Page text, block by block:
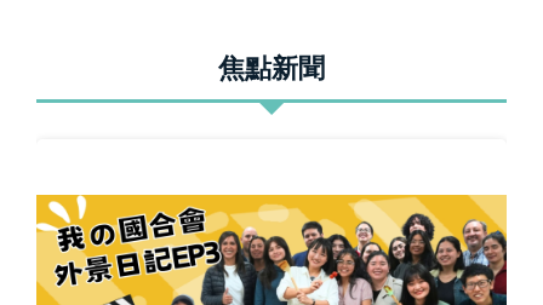
焦點新聞